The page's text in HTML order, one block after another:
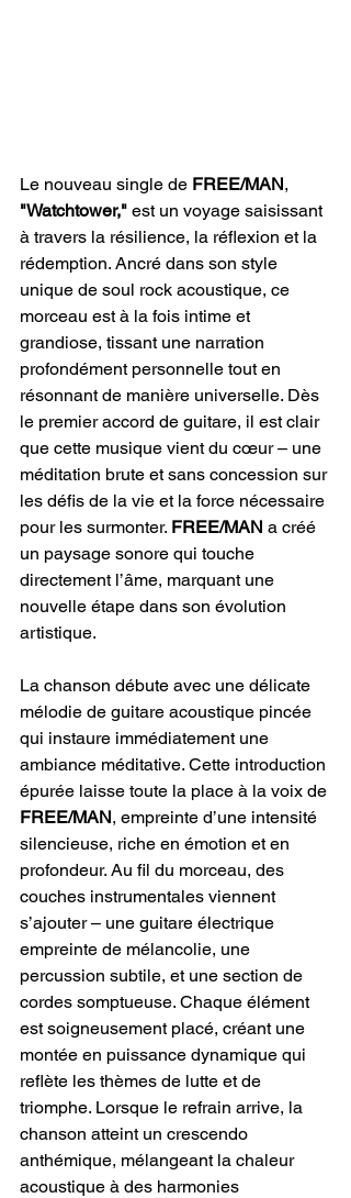
Le nouveau single de FREE/MAN,
"Watchtower," est un voyage saisissant
à travers la résilience, la réflexion et la
rédemption. Ancré dans son style
unique de soul rock acoustique, ce
morceau est à la fois intime et
grandiose, tissant une narration
profondément personnelle tout en
résonnant de manière universelle. Dès
le premier accord de guitare, il est clair
que cette musique vient du cœur – une
méditation brute et sans concession sur
les défis de la vie et la force nécessaire
pour les surmonter. FREE/MAN a créé
un paysage sonore qui touche
directement l’âme, marquant une
nouvelle étape dans son évolution
artistique.
La chanson débute avec une délicate
mélodie de guitare acoustique pincée
qui instaure immédiatement une
ambiance méditative. Cette introduction
épurée laisse toute la place à la voix de
FREE/MAN, empreinte d’une intensité
silencieuse, riche en émotion et en
profondeur. Au fil du morceau, des
couches instrumentales viennent
s’ajouter – une guitare électrique
empreinte de mélancolie, une
percussion subtile, et une section de
cordes somptueuse. Chaque élément
est soigneusement placé, créant une
montée en puissance dynamique qui
reflète les thèmes de lutte et de
triomphe. Lorsque le refrain arrive, la
chanson atteint un crescendo
anthémique, mélangeant la chaleur
acoustique à des harmonies